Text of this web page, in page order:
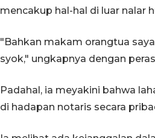
mencakup hal-hal di luar nalar
"Bahkan makam orangtua
syok," ungkapnya dengan
Padahal, ia meyakini bahwa
di hadapan notaris secara